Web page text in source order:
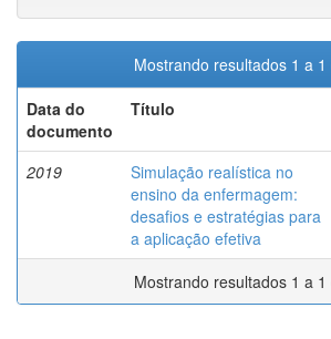
Mostrando resultados 1 a 1
Data do
documento
Título
2019
Simulação realística no
ensino da enfermagem:
desafios e estratégias para
a aplicação efetiva
Mostrando resultados 1 a 1